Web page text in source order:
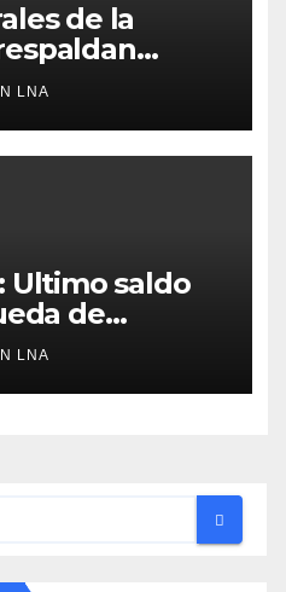
de la
dólares
pensionados y
LNA
Ultimo saldo
de
entre los
LNA